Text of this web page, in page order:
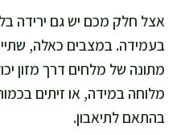
אצל חלק מכם יש גם ירידה
בעמידה. במצבים כאלה,
מתונה של מלחים דרך מזון
מלוחה במידה, או זיתים
בהתאם לתיאבון.